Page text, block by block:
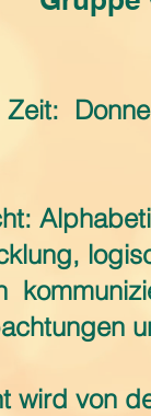
Zeit:
wird von